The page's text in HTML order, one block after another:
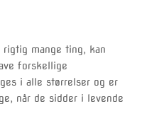
mange ting, kan
forskellige
i alle størrelser og er
når de sidder i levende